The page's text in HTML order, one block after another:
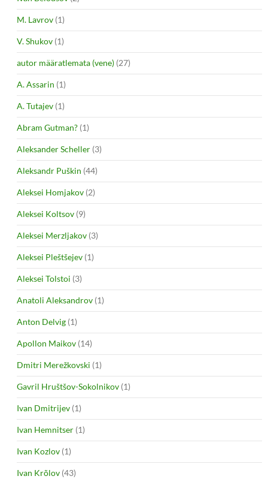
M. Lavrov (1)
V. Shukov (1)
autor määratlemata (vene) (27)
A. Assarin (1)
A. Tutajev (1)
Abram Gutman? (1)
Aleksander Scheller (3)
Aleksandr Puškin (44)
Aleksei Homjakov (2)
Aleksei Koltsov (9)
Aleksei Merzljakov (3)
Aleksei Pleštšejev (1)
Aleksei Tolstoi (3)
Anatoli Aleksandrov (1)
Anton Delvig (1)
Apollon Maikov (14)
Dmitri Merežkovski (1)
Gavril Hruštšov-Sokolnikov (1)
Ivan Dmitrijev (1)
Ivan Hemnitser (1)
Ivan Kozlov (1)
Ivan Krõlov (43)